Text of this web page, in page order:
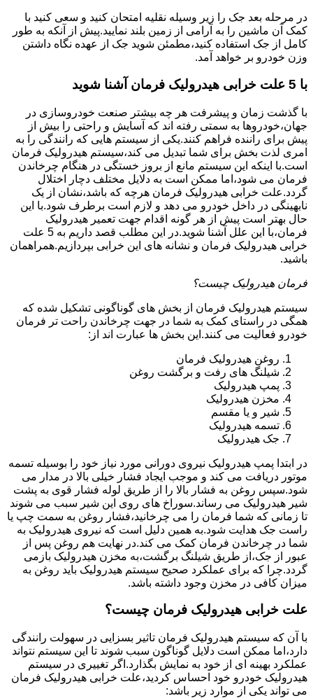
در مرحله بعد جک را زیر وسیله نقلیه امتحان کنید و سعی کنید با
کمک آن ماشین را به آرامی از زمین بلند نمایید.پیش از آنکه به طور
کامل از جک استفاده کنید،مطمئن شوید جک از عهده نگاه داشتن
وزن خودرو بر خواهد آمد.
با 5 علت خرابی هیدرولیک فرمان آشنا شوید
با گذشت زمان و پیشرفت هر چه بیشتر صنعت خودروسازی در
جهان،خودروها به سمتی رفته اند که آسایش و راحتی را بیش از
پیش برای راننده فراهم کنند.یکی از سیستم هایی که رانندگی را به
امری لذت بخش برای شما تبدیل می کند،سیستم هیدرولیک فرمان
است.با اینکه این سیستم مانع از بروز خستگی در هنگام چرخاندن
فرمان می شود،اما ممکن است به دلایل مختلف دچار اختلال
گردد.علت خرابی هیدرولیک فرمان هرچه که باشد،نشان از یک
نابهینگی در داخل خودرو می دهد و لازم است برطرف شود.با این
حال بهتر است پیش از هر گونه اقدام جهت تعمیر هیدرولیک
فرمان،با این علل آشنا شوید.در این مطلب قصد داریم به 5 علت
خرابی هیدرولیک فرمان و نشانه های این خرابی بپردازیم.همراهمان
باشید.
فرمان هیدرولیک چیست؟
سیستم هیدرولیک فرمان از بخش های گوناگونی تشکیل شده که
همگی در راستای کمک به شما در جهت چرخاندن راحت تر فرمان
خودرو فعالیت می کنند.این بخش ها عبارت اند از:
روغن هیدرولیک فرمان
شیلنگ های رفت و برگشت روغن
پمپ هیدرولیک
مخزن هیدرولیک
شیر و یا مقسم
تسمه هیدرولیک
جک هیدرولیک
در ابتدا پمپ هیدرولیک نیروی دورانی مورد نیاز خود را بوسیله تسمه
موتور دریافت می کند و موجب ایجاد فشار خیلی بالا در مدار می
شود.سپس روغن به فشار بالا را از طریق لوله فشار قوی به پشت
شیر هیدرولیک می رساند.سوراخ های روی این شیر سبب می شوند
تا زمانی که شما فرمان را می چرخانید،فشار روغن به سمت چپ یا
راست جک هدایت شود.به همین دلیل است که نیروی هیدرولیک به
شما در چرخاندن فرمان کمک می کند.در نهایت هم روغن پس از
عبور از جک،از طریق شیلنگ برگشت،به مخزن هیدرولیک بازمی
گردد.چرا که برای عملکرد صحیح سیستم هیدرولیک باید روغن به
میزان کافی در مخزن وجود داشته باشد.
علت خرابی هیدرولیک فرمان چیست؟
با آن که سیستم هیدرولیک فرمان تاثیر بسزایی در سهولت رانندگی
دارد،اما ممکن است دلایل گوناگون سبب شوند تا این سیستم نتواند
عملکرد بهینه ای از خود به نمایش بگذارد.اگر تغییری در سیستم
هیدرولیک خودرو خود احساس کردید،علت خرابی هیدرولیک فرمان
می تواند یکی از موارد زیر باشد: